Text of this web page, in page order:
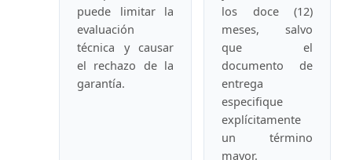
puede limitar la
evaluación
técnica y causar
el rechazo de la
garantía.
los doce (12)
meses, salvo
que el
documento de
entrega
especifique
explícitamente
un término
mayor.